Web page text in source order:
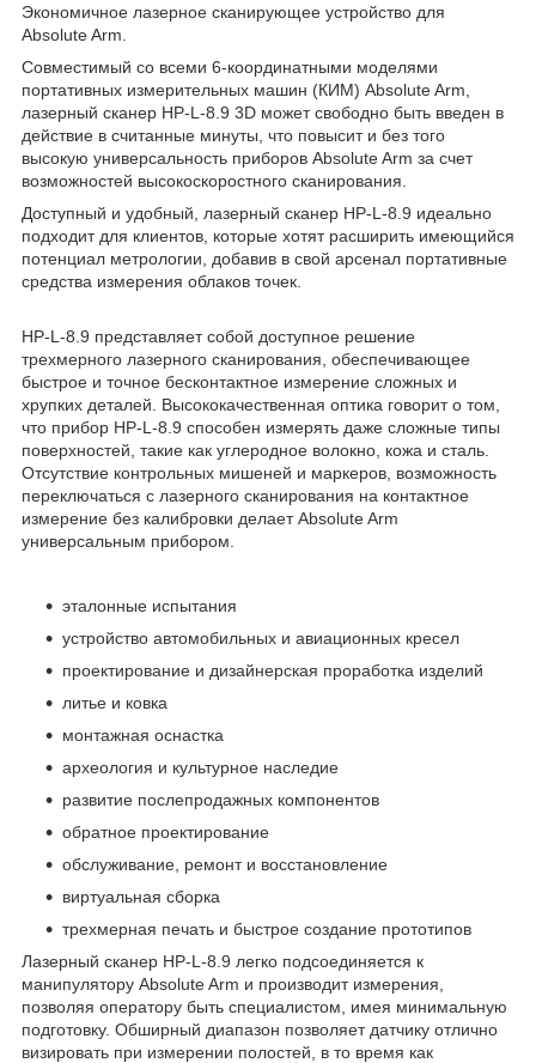
Экономичное лазерное сканирующее устройство для
Absolute Arm.
Совместимый со всеми 6-координатными моделями
портативных измерительных машин (КИМ) Absolute Arm,
лазерный сканер HP-L-8.9 3D может свободно быть введен в
действие в считанные минуты, что повысит и без того
высокую универсальность приборов Absolute Arm за счет
возможностей высокоскоростного сканирования.
Доступный и удобный, лазерный сканер HP-L-8.9 идеально
подходит для клиентов, которые хотят расширить имеющийся
потенциал метрологии, добавив в свой арсенал портативные
средства измерения облаков точек.
HP-L-8.9 представляет собой доступное решение
трехмерного лазерного сканирования, обеспечивающее
быстрое и точное бесконтактное измерение сложных и
хрупких деталей. Высококачественная оптика говорит о том,
что прибор HP-L-8.9 способен измерять даже сложные типы
поверхностей, такие как углеродное волокно, кожа и сталь.
Отсутствие контрольных мишеней и маркеров, возможность
переключаться с лазерного сканирования на контактное
измерение без калибровки делает Absolute Arm
универсальным прибором.
эталонные испытания
устройство автомобильных и авиационных кресел
проектирование и дизайнерская проработка изделий
литье и ковка
монтажная оснастка
археология и культурное наследие
развитие послепродажных компонентов
обратное проектирование
обслуживание, ремонт и восстановление
виртуальная сборка
трехмерная печать и быстрое создание прототипов
Лазерный сканер HP-L-8.9 легко подсоединяется к
манипулятору Absolute Arm и производит измерения,
позволяя оператору быть специалистом, имея минимальную
подготовку. Обширный диапазон позволяет датчику отлично
визировать при измерении полостей, в то время как